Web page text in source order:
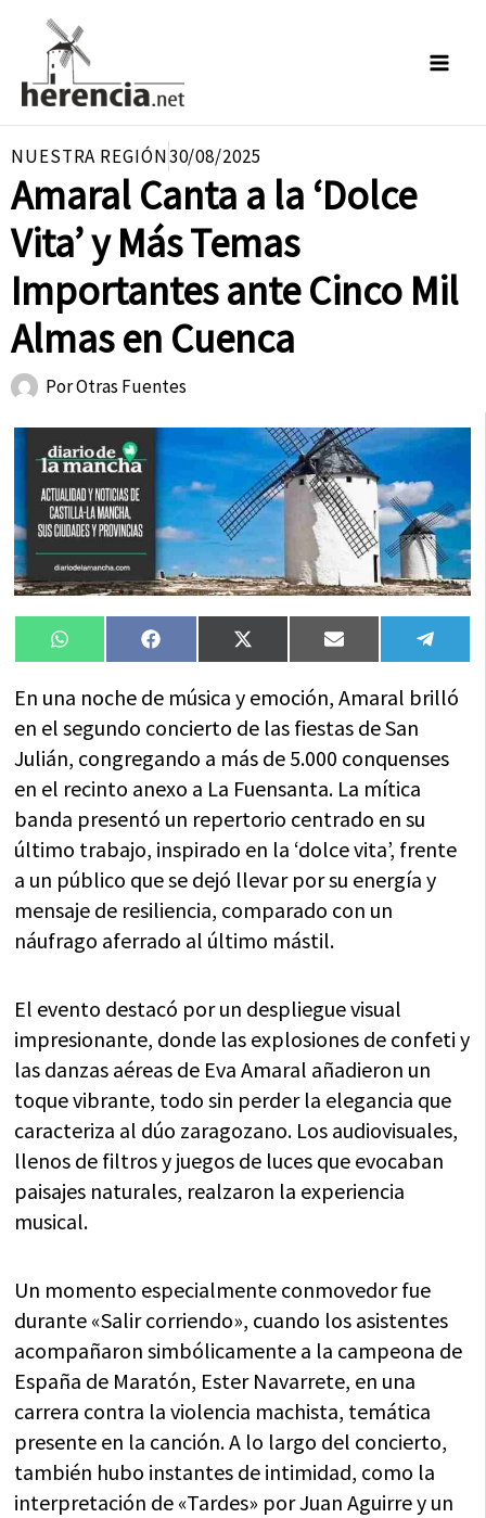
contenido
NUESTRA REGIÓN30/08/2025
Amaral Canta a la ‘Dolce
Vita’ y Más Temas
Importantes ante Cinco Mil
Almas en Cuenca
PorOtras Fuentes
Compartir
en
WhatsAppCompartir
en
FacebookCompartir
en
X
(Twitter)
Compartir
en
Email
en
En una noche de música y emoción, Amaral brilló
en el segundo concierto de las fiestas de San
Julián, congregando a más de 5.000 conquenses
en el recinto anexo a La Fuensanta. La mítica
banda presentó un repertorio centrado en su
último trabajo, inspirado en la ‘dolce vita’, frente
a un público que se dejó llevar por su energía y
mensaje de resiliencia, comparado con un
náufrago aferrado al último mástil.
El evento destacó por un despliegue visual
impresionante, donde las explosiones de confeti y
las danzas aéreas de Eva Amaral añadieron un
toque vibrante, todo sin perder la elegancia que
caracteriza al dúo zaragozano. Los audiovisuales,
llenos de filtros y juegos de luces que evocaban
paisajes naturales, realzaron la experiencia
musical.
Un momento especialmente conmovedor fue
durante «Salir corriendo», cuando los asistentes
acompañaron simbólicamente a la campeona de
España de Maratón, Ester Navarrete, en una
carrera contra la violencia machista, temática
presente en la canción. A lo largo del concierto,
también hubo instantes de intimidad, como la
interpretación de «Tardes» por Juan Aguirre y un